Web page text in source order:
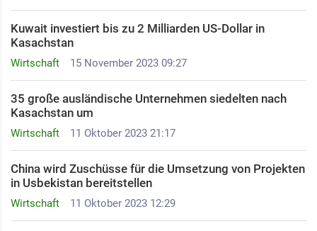
Wirtschaft 15 November 2023 09:27
Kuwait investiert bis zu 2 Milliarden US-Dollar in
Kasachstan
Wirtschaft 11 Oktober 2023 21:17
35 große ausländische Unternehmen siedelten nach
Kasachstan um
Wirtschaft 11 Oktober 2023 12:29
China wird Zuschüsse für die Umsetzung von Projekten
in Usbekistan bereitstellen